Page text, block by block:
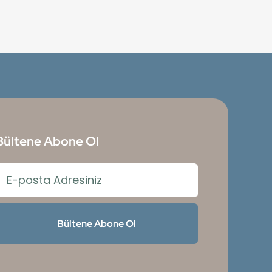
Abone Ol
Bültene Abone Ol